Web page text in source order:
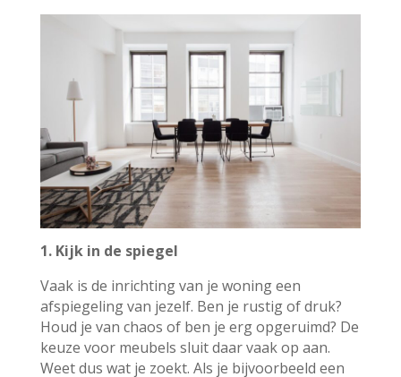
1. Kijk in de spiegel
Vaak is de inrichting van je woning een
afspiegeling van jezelf. Ben je rustig of druk?
Houd je van chaos of ben je erg opgeruimd? De
keuze voor meubels sluit daar vaak op aan.
Weet dus wat je zoekt. Als je bijvoorbeeld een